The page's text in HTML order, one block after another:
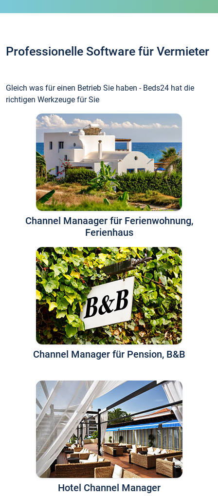
Professionelle Software für Vermieter
Gleich was für einen Betrieb Sie haben - Beds24 hat die
richtigen Werkzeuge für Sie
Channel Manaager für Ferienwohnung,
Ferienhaus
Channel Manager für Pension, B&B
Hotel Channel Manager